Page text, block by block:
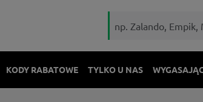
KODY RABATOWE TYLKO U NAS